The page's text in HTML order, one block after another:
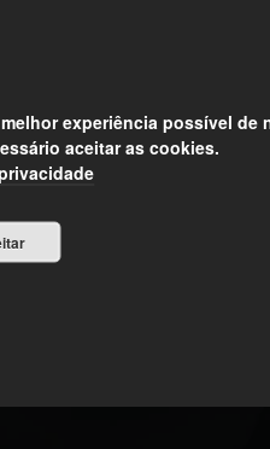
experiência possível de
aceitar as cookies.